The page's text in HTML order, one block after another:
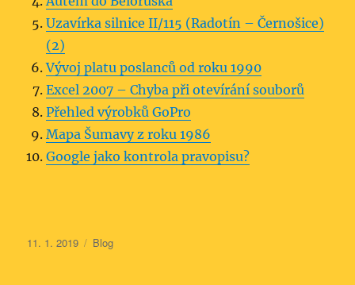
Uzavírka silnice II/115 (Radotín – Černošice)
(2)
Vývoj platu poslanců od roku 1990
Excel 2007 – Chyba při otevírání souborů
Přehled výrobků GoPro
Mapa Šumavy z roku 1986
Google jako kontrola pravopisu?
Publikováno:
11. 1. 2019 Rubriky:
Blog